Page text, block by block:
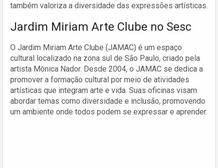
também valoriza a diversidade das expressões artísticas.
Jardim Miriam Arte Clube no Sesc
O Jardim Miriam Arte Clube (JAMAC) é um espaço
cultural localizado na zona sul de São Paulo, criado pela
artista Mônica Nador. Desde 2004, o JAMAC se dedica a
promover a formação cultural por meio de atividades
artísticas que integram arte e vida. Suas oficinas visam
abordar temas como diversidade e inclusão, promovendo
um ambiente onde todos podem se expressar e aprender.